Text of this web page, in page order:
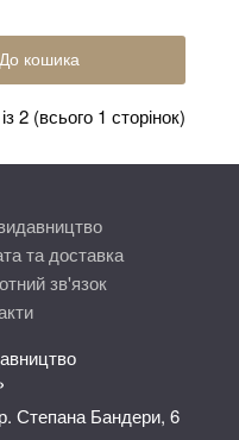
До кошика
2 (всього 1 сторінок)
та доставка
зв'язок
Степана Бандери, 6